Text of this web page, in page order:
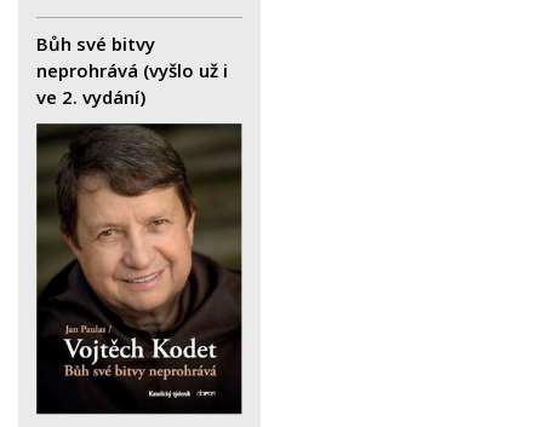
Bůh své bitvy
neprohrává (vyšlo už i
ve 2. vydání)